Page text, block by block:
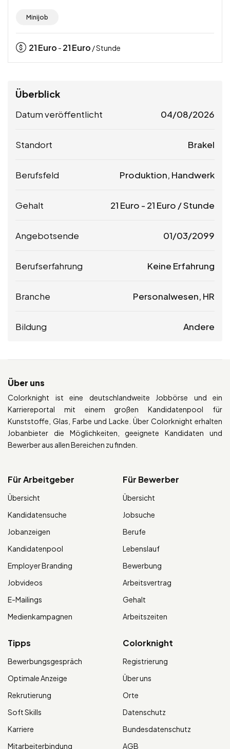
Minijob
21Euro - 21Euro / Stunde
Überblick
Datum veröffentlicht 04/08/2026
Standort Brakel
Berufsfeld Produktion, Handwerk
Gehalt 21 Euro - 21 Euro / Stunde
Angebotsende 01/03/2099
Berufserfahrung Keine Erfahrung
Branche Personalwesen, HR
Bildung Andere
Über uns
Colorknight ist eine deutschlandweite Jobbörse und ein
Karriereportal mit einem großen Kandidatenpool für
Kunststoffe, Glas, Farbe und Lacke. Über Colorknight erhalten
Jobanbieter die Möglichkeiten, geeignete Kandidaten und
Bewerber aus allen Bereichen zu finden.
Für Arbeitgeber
Übersicht
Kandidatensuche
Jobanzeigen
Kandidatenpool
Employer Branding
Jobvideos
E-Mailings
Medienkampagnen
Für Bewerber
Übersicht
Jobsuche
Berufe
Lebenslauf
Bewerbung
Arbeitsvertrag
Gehalt
Arbeitszeiten
Tipps
Bewerbungsgespräch
Optimale Anzeige
Rekrutierung
Soft Skills
Karriere
Mitarbeiterbindung
Colorknight
Registrierung
Über uns
Orte
Datenschutz
Bundesdatenschutz
AGB